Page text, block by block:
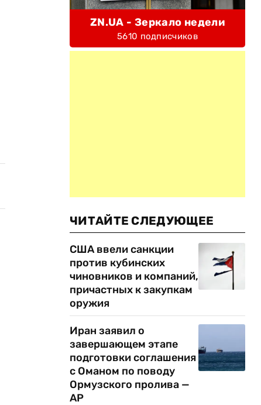
ZN.UA - Зеркало недели
5610 подписчиков
ЧИТАЙТЕ СЛЕДУЮЩЕЕ
США ввели санкции
против кубинских
чиновников и компаний,
причастных к закупкам
оружия
Иран заявил о
завершающем этапе
подготовки соглашения
с Оманом по поводу
Ормузского пролива —
AP